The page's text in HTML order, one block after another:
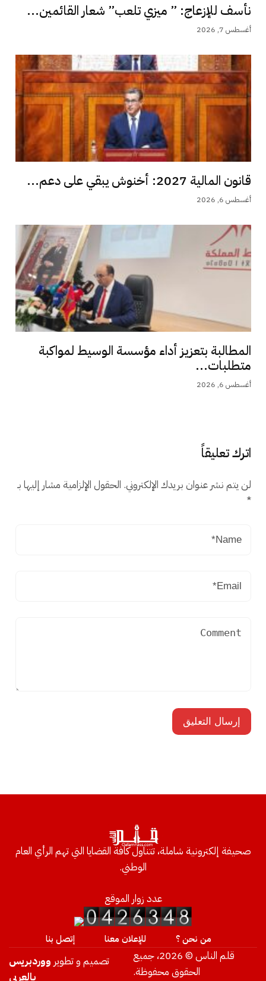
نأسف للإزعاج: ” ميزي تلعب” شعار القائمين...
أغسطس 7, 2026
قانون المالية 2027: أخنوش يبقي على دعم...
أغسطس 6, 2026
المطالبة بتعزيز أداء مؤسسة الوسيط لمواكبة
متطلبات...
أغسطس 6, 2026
اترك تعليقاً
لن يتم نشر عنوان بريدك الإلكتروني. الحقول الإلزامية مشار إليها بـ
*
صحيفة إلكترونية شاملة، تتناول كافة القضايا التي تهم الرأي العام
الوطني.
عدد زوار الموقع
من نحن ؟ للإعلان معنا إتصل بنا
قلم الناس © 2026، جميع
الحقوق محفوظة.
تصميم و تطوير ووردبريس
بالعربي